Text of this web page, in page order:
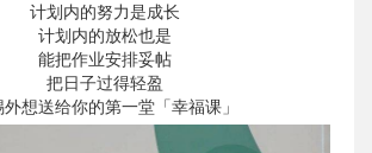
计划内的努力是成长
计划内的放松也是
能把作业安排妥帖
把日子过得轻盈
外想送给你的第一堂「幸福课」